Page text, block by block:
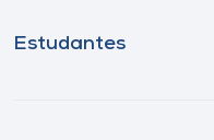
Estudantes